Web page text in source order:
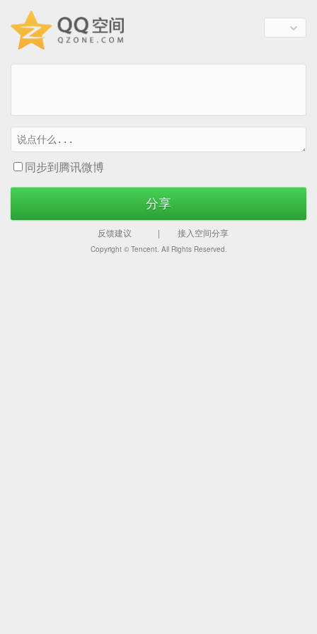
同步到腾讯微博
分享
反馈建议 | 接入空间分享
Copyright ©Tencent. All Rights Reserved.